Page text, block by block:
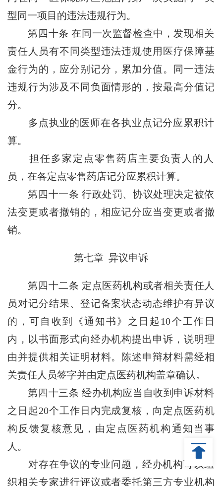
型同一项目的违法违规行为。
第四十条在同一次监督检查中，发现相关
责任人员有不同类型违法违规使用医疗保障基
金行为的，应分别记分，累加分值。同一违法
违规行为涉及不同负面情形的，按最高分值记
分。
多点执业的医师在各执业点记分应累积计
算。
担任多家定点零售药店主要负责人的人
员，在各定点零售药店记分应累积计算。
第四十一条 行政处罚、协议处理决定被依
法变更或者撤销的，相应记分应当变更或者撤
销。
第七章 异议申诉
第四十二条 定点医药机构或者相关责任人
员对记分结果、登记备案状态动态维护有异议
的，可自收到《通知书》之日起10个工作日
内，以书面形式向经办机构提出申诉，说明理
由并提供相关证明材料。陈述申辩材料需经相
关责任人员签字并由定点医药机构盖章确认。
第四十三条 经办机构应当自收到申诉材料
之日起20个工作日内完成复核，向定点医药机
构反馈复核意见，由定点医药机构通知当事
人。
对存在争议的专业问题，经办机构可以组
织相关专家进行评议或者委托第三方专业机构